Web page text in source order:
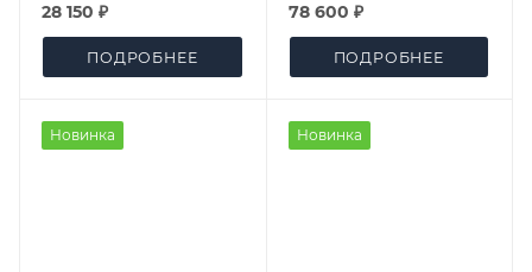
28 150 ₽
ПОДРОБНЕЕ
78 600 ₽
ПОДРОБНЕЕ
Новинка Новинка